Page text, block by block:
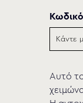
Aυτό